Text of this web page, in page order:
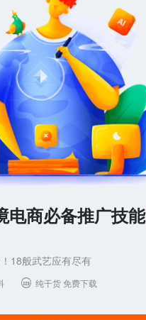
电商必备推广技能
18般武艺应有尽有
 纯干货 免费下载